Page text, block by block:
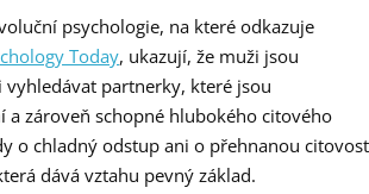
psychologie, na které odkazuje
Today, ukazují, že muži jsou
vyhledávat partnerky, které jsou
a zároveň schopné hlubokého citového
o chladný odstup ani o přehnanou citovost
dává vztahu pevný základ.